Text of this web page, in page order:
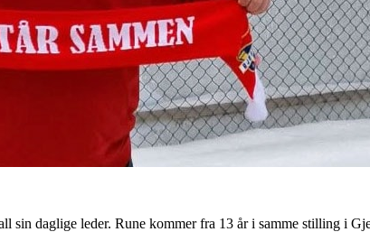
sin daglige leder. Rune kommer fra 13 år i samme stilling i